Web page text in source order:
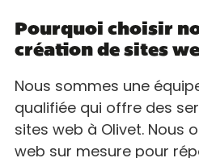
Pourquoi choisir
création de sites
Nous sommes une
qualifiée qui offre des
sites web à Olivet. Nous
web sur mesure pour